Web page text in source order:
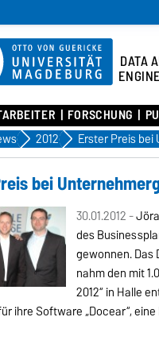
DATA
FORSCHUNG
2012
bei
30.01.2012 -
des
gewonnen. Das
nahm den mit
2012“ in Halle
ihre Software „Docear“,